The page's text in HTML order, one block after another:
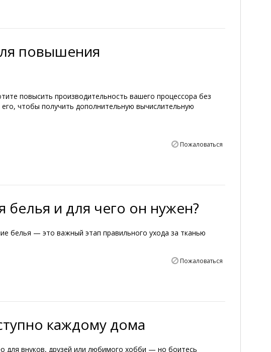
повышения
повысить производительность вашего процессора без
чтобы получить дополнительную вычислительную
Пожаловаться
белья и для чего он нужен?
белья — это важный этап правильного ухода за тканью
Пожаловаться
каждому дома
для внуков, друзей или любимого хобби — но боитесь